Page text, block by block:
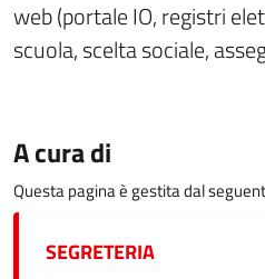
web (portale IO, registri
scuola, scelta sociale,
A cura di
Questa pagina è gestita dal
SEGRETERIA